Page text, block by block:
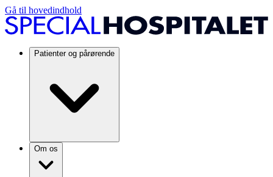
Gå til hovedindhold
Patienter og pårørende
Om os